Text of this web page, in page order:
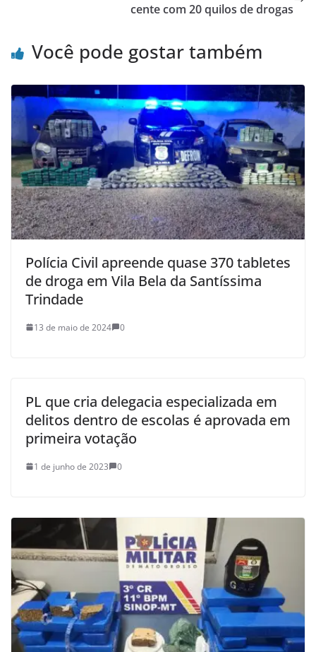
cente com 20 quilos de drogas
Você pode gostar também
Polícia Civil apreende quase 370 tabletes
de droga em Vila Bela da Santíssima
Trindade
13 de maio de 2024 0
PL que cria delegacia especializada em
delitos dentro de escolas é aprovada em
primeira votação
1 de junho de 2023 0